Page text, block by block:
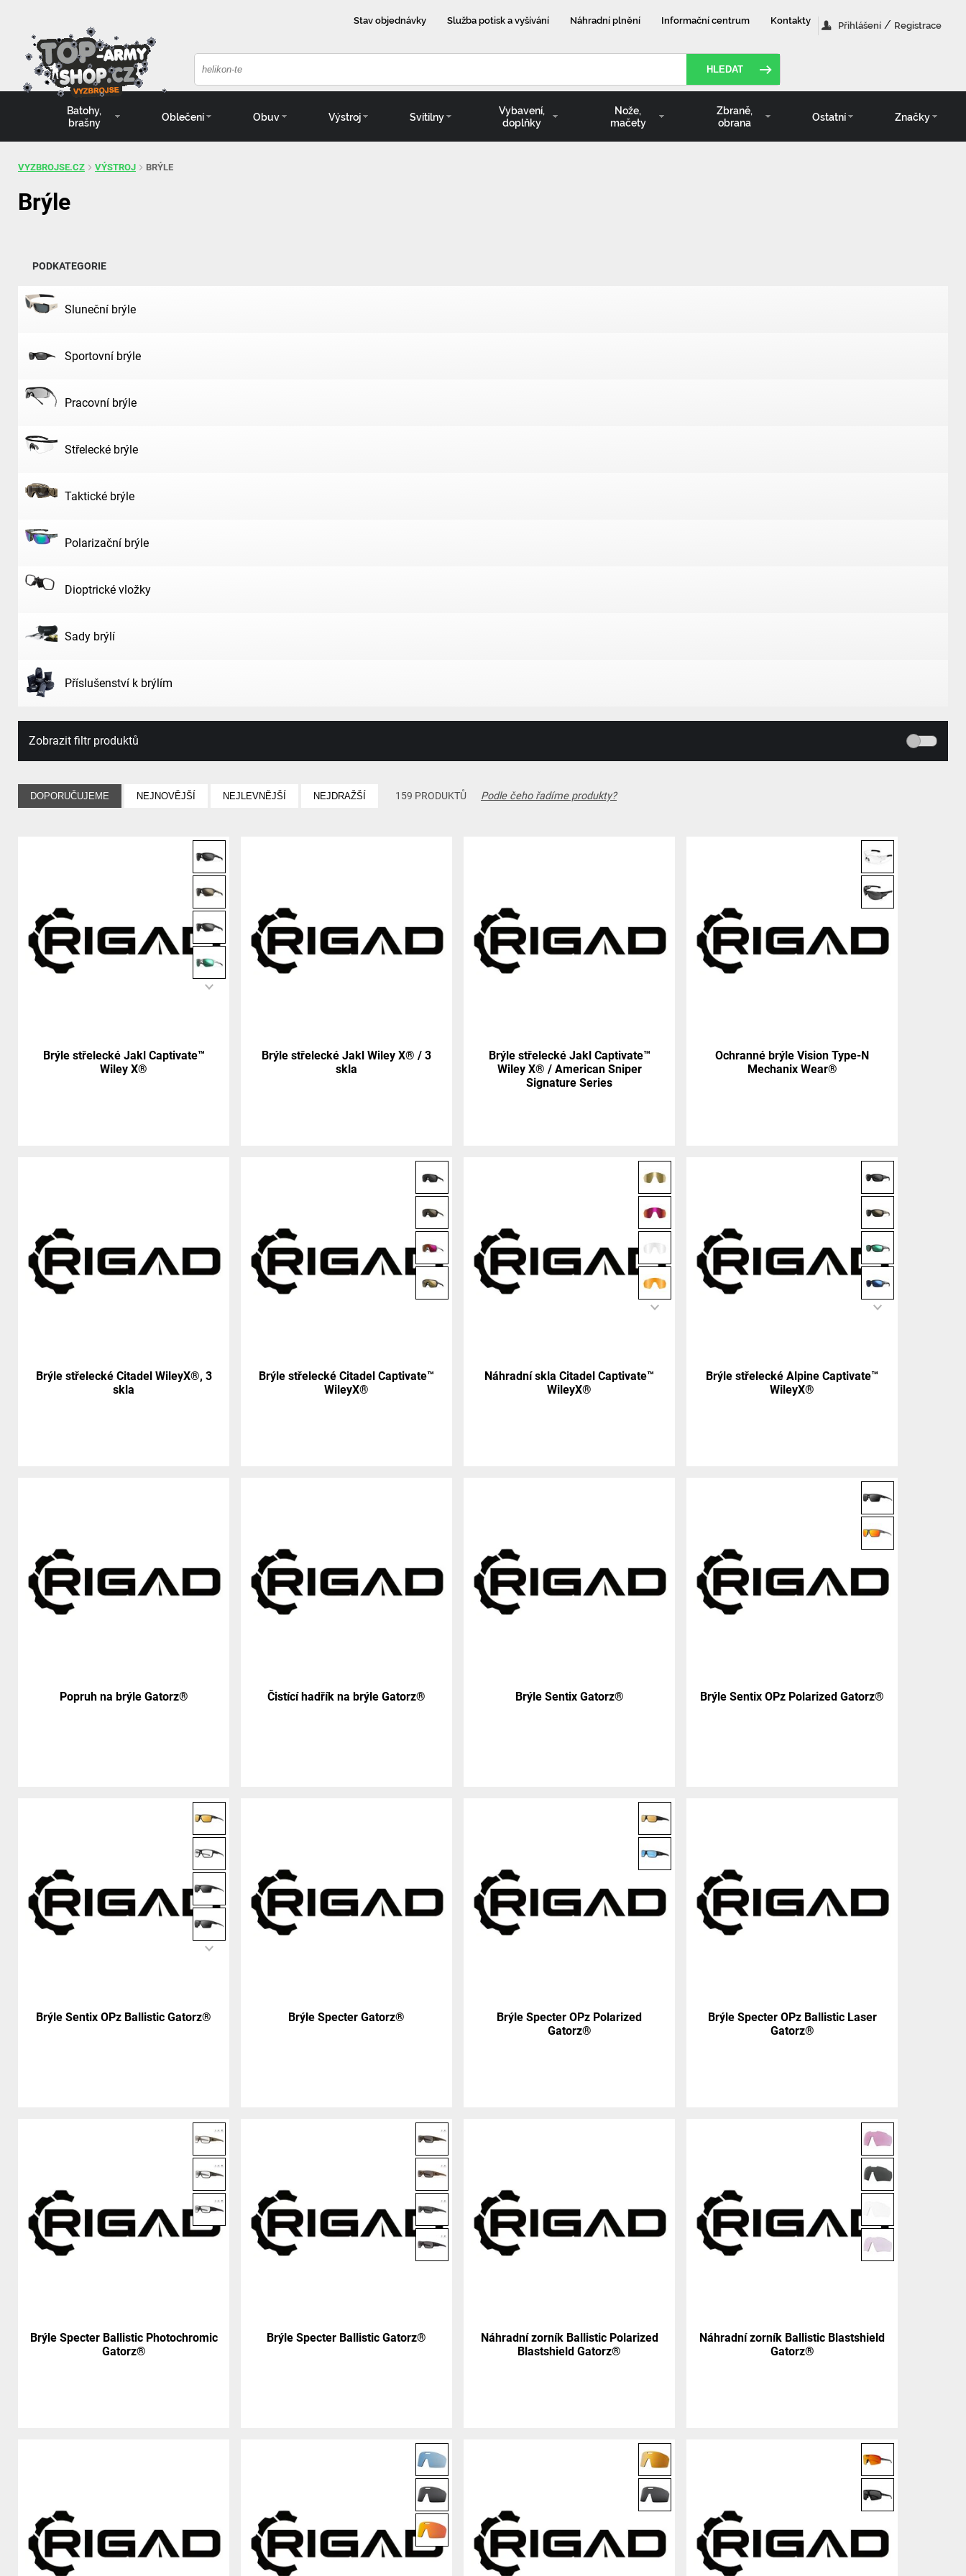
Stav objednávky Služba potisk a vyšívání Náhradní plnění Informační centrum Kontakty Přihlášení / Registrace
HLEDAT
Batohy,
brašny
Oblečení Obuv Výstroj Svítilny
Vybavení,
doplňky
Nože,
mačety
Zbraně,
obrana
Ostatní Značky
VYZBROJSE.CZ VÝSTROJ BRÝLE
Brýle
PODKATEGORIE
Sluneční brýle
Sportovní brýle
Pracovní brýle
Střelecké brýle
Taktické brýle
Polarizační brýle
Dioptrické vložky
Sady brýlí
Příslušenství k brýlím
Zobrazit filtr produktů
DOPORUČUJEME NEJNOVĚJŠÍ NEJLEVNĚJŠÍ NEJDRAŽŠÍ 159 PRODUKTŮ Podle čeho řadíme produkty?
Brýle střelecké Jakl Captivate™
Wiley X®
Brýle střelecké Jakl Wiley X® / 3
skla
Brýle střelecké Jakl Captivate™
Wiley X® / American Sniper
Signature Series
Ochranné brýle Vision Type-N
Mechanix Wear®
Brýle střelecké Citadel WileyX®, 3
skla
Brýle střelecké Citadel Captivate™
WileyX®
Náhradní skla Citadel Captivate™
WileyX®
Brýle střelecké Alpine Captivate™
WileyX®
Popruh na brýle Gatorz® Čistící hadřík na brýle Gatorz® Brýle Sentix Gatorz® Brýle Sentix OPz Polarized Gatorz®
Brýle Sentix OPz Ballistic Gatorz® Brýle Specter Gatorz®
Brýle Specter OPz Polarized
Gatorz®
Brýle Specter OPz Ballistic Laser
Gatorz®
Brýle Specter Ballistic Photochromic
Gatorz®
Brýle Specter Ballistic Gatorz®
Náhradní zorník Ballistic Polarized
Blastshield Gatorz®
Náhradní zorník Ballistic Blastshield
Gatorz®